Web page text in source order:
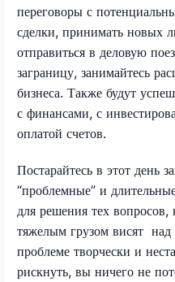
переговоры с
сделки, принимать новых
отправиться в деловую
заграницу, занимайтесь
бизнеса. Также будут
с финансами, с
оплатой счетов.
Постарайтесь в этот день
“проблемные” и
для решения тех вопросов,
тяжелым грузом висят
проблеме творчески и
рискнуть, вы ничего не